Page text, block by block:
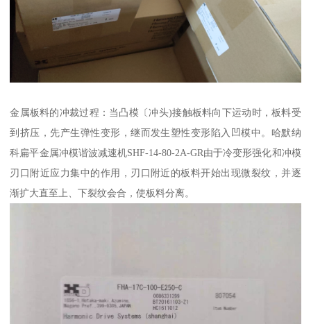
金属板料的冲裁过程：当凸模〔冲头)接触板料向下运动时，板料受
到挤压，先产生弹性变形，继而发生塑性变形陷入凹模中。哈默纳
科扁平金属冲模谐波减速机SHF-14-80-2A-GR由于冷变形强化和冲模
刃口附近应力集中的作用，刃口附近的板料开始出现微裂纹，并逐
渐扩大直至上、下裂纹会合，使板料分离。